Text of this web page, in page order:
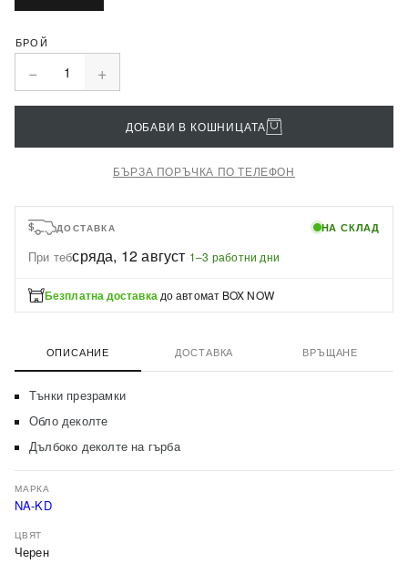
− 1 +
ДОБАВИ В КОШНИЦАТА
БЪРЗА ПОРЪЧКА ПО ТЕЛЕФОН
ДОСТАВКА НА СКЛАД
При тебсряда, 12 август·1–3 работни дни
Безплатна доставка до автомат BOX NOW
ОПИСАНИЕ ДОСТАВКА ВРЪЩАНЕ
Тънки презрамки
Обло деколте
Дълбоко деколте на гърба
МАРКА
NA-KD
ЦВЯТ
Черен